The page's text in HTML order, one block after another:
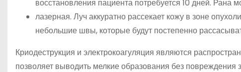
восстановления пациента потребуется 10 дней. Рана
лазерная. Луч аккуратно рассекает кожу в зоне
небольшие швы, которые будут постепенно
Криодеструкция и электрокоагуляция являются
позволяет выводить мелкие образования без